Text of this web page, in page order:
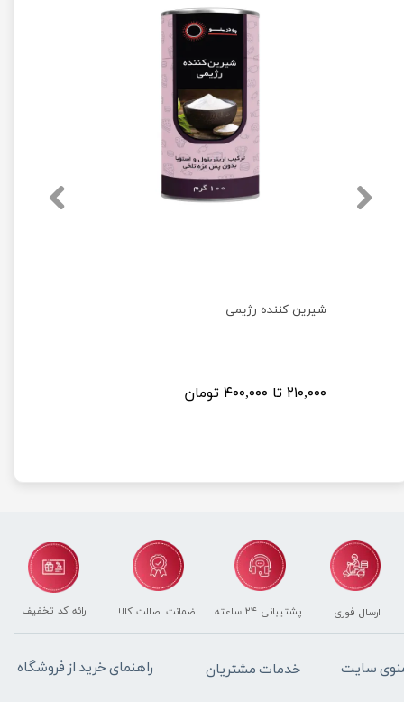
شیرین کننده رژیمی
۲۱۰,۰۰۰ تا ۴۰۰,۰۰۰ تومان
پشتیبانی ۲۴ ساعته ارائه کد تخفیف ارسال فوری ضمانت اصالت کالا
راهنمای خرید از فروشگاه خدمات مشتریان سایت